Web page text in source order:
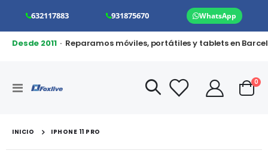
632117883 931875670 WhatsApp
Desde 2011· Reparamos móviles, portátiles y tablets en
Toggle
Cart
0
INICIO IPHONE 11 PRO